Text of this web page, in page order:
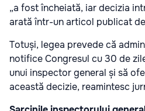
„a fost încheiată, iar decizia
arată într-un articol publicat
Totuși, legea prevede că
notifice Congresul cu 30 de
unui inspector general și să
această decizie, reamintesc